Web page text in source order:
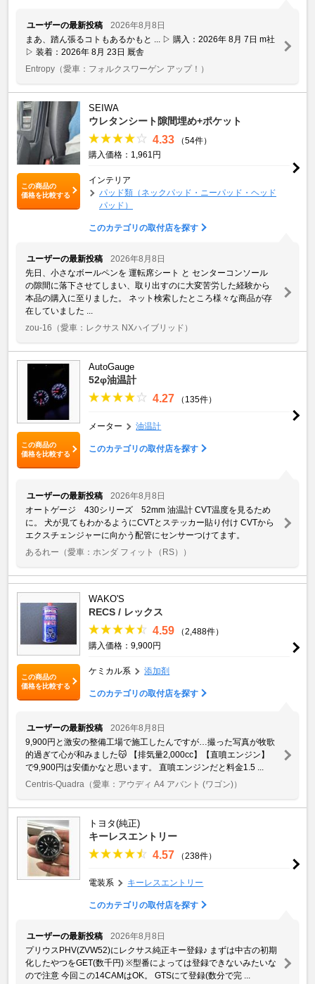
ユーザーの最新投稿
2026年8月8日
まあ、踏ん張るコトもあるかもと ... ▷ 購入：2026年 8月 7日 m社
▷ 装着：2026年 8月 23日 厩舎
Entropy （愛車：フォルクスワーゲン アップ！）
この商品の
価格を比較する
SEIWA
ウレタンシート隙間埋め+ポケット
4.33
（54件）
購入価格：1,961円
インテリア
パッド類（ネックパッド・ニーパッド・ヘッド
パッド）
このカテゴリの取付店を探す
ユーザーの最新投稿
2026年8月8日
先日、小さなボールペンを 運転席シート と センターコンソール
の隙間に落下させてしまい、取り出すのに大変苦労した経験から
本品の購入に至りました。 ネット検索したところ様々な商品が存
在していました ...
zou-16 （愛車：レクサス NXハイブリッド）
この商品の
価格を比較する
AutoGauge
52φ油温計
4.27 （135件）
メーター 油温計
このカテゴリの取付店を探す
ユーザーの最新投稿
2026年8月8日
オートゲージ 430シリーズ 52mm 油温計 CVT温度を見るため
に。 犬が見てもわかるようにCVTとステッカー貼り付け CVTから
エクスチェンジャーに向かう配管にセンサーつけてます。
あるれー （愛車：ホンダ フィット（RS））
この商品の
価格を比較する
WAKO'S
RECS / レックス
4.59
（2,488件）
購入価格：9,900円
ケミカル系 添加剤
このカテゴリの取付店を探す
ユーザーの最新投稿
2026年8月8日
9,900円と激安の整備工場で施工したんですが…撮った写真が牧歌
的過ぎて心が和みました😽 【排気量2,000cc】【直噴エンジン】
で9,900円は安価かなと思います。 直噴エンジンだと料金1.5 ...
Centris-Quadra （愛車：アウディ A4 アバント (ワゴン)）
トヨタ(純正)
キーレスエントリー
4.57 （238件）
電装系 キーレスエントリー
このカテゴリの取付店を探す
ユーザーの最新投稿
2026年8月8日
プリウスPHV(ZVW52)にレクサス純正キー登録♪ まずは中古の初期
化したやつをGET(数千円) ※型番によっては登録できないみたいな
ので注意 今回この14CAMはOK。 GTSにて登録(数分で完 ...